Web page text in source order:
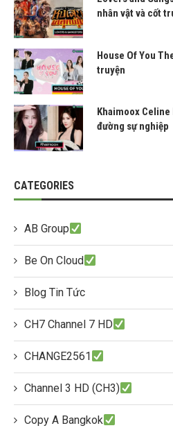
nhân vật và cốt
House Of You
truyện
Khaimoox Celine
đường sự nghiệp
CATEGORIES
AB Group
Be On Cloud
Blog Tin Tức
CH7 Channel 7 HD
CHANGE2561
Channel 3 HD (CH3)
Copy A Bangkok